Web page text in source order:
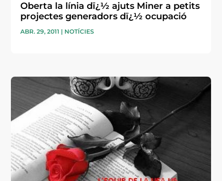
Oberta la línia dï¿½ ajuts Miner a petits
projectes generadors dï¿½ ocupació
ABR. 29, 2011 | NOTÍCIES